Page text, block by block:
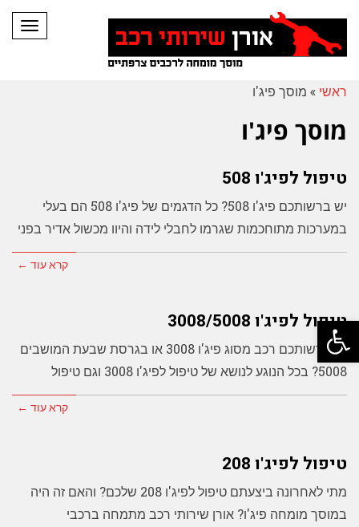
פתח סרגל נגישות
ראשי » מוסך פיג'ו
מוסך פיג'ו
טיפול לפיג'ו 508
יש ברשותכם פיג'ו 508? כל הדגמים של פיג'ו 508 הם בעלי
במערכות מתוחכמות שגרמו לחבלי לידה והיוו מכשול אדיר בפני
קרא עוד ←
טיפול לפיג'ו 3008/5008
יש ברשותכם רכב מסוג פיג'ו 3008 או בגרסת שבעת המושבים
5008? בכל הנוגע לנושא של טיפול לפיג'ו 3008 וגם טיפול
קרא עוד ←
טיפול לפיג'ו 208
מתי לאחרונה ביצעתם טיפול לפיג'ו 208 שלכם? והאם זה היה
במוסך מומחה פיג'ו? אורן שירותי רכב מתמחה ברכבי